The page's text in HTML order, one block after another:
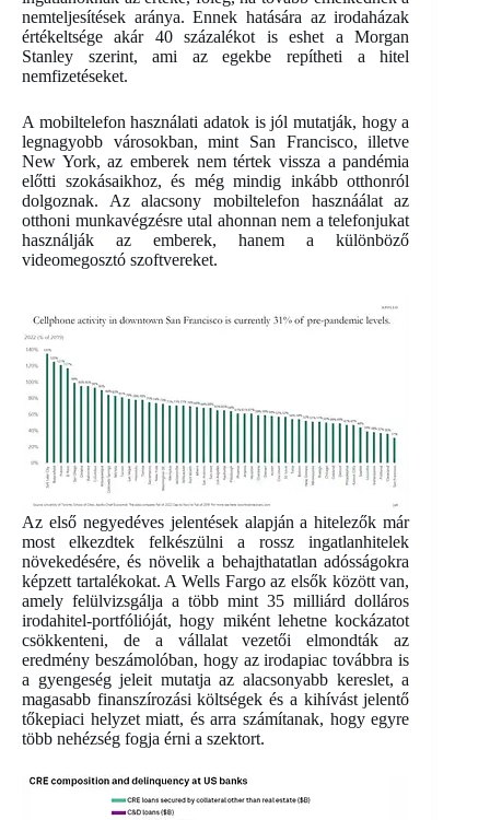
nemteljesítések aránya. Ennek hatására az irodaházak
értékeltsége akár 40 százalékot is eshet a Morgan
Stanley szerint, ami az egekbe repítheti a hitel
nemfizetéseket.
A mobiltelefon használati adatok is jól mutatják, hogy a
legnagyobb városokban, mint San Francisco, illetve
New York, az emberek nem tértek vissza a pandémia
előtti szokásaikhoz, és még mindig inkább otthonról
dolgoznak. Az alacsony mobiltelefon hasznáálat az
otthoni munkavégzésre utal ahonnan nem a telefonjukat
használják az emberek, hanem a különböző
videomegosztó szoftvereket.
Az első negyedéves jelentések alapján a hitelezők már
most elkezdtek felkészülni a rossz ingatlanhitelek
növekedésére, és növelik a behajthatatlan adósságokra
képzett tartalékokat. A Wells Fargo az elsők között van,
amely felülvizsgálja a több mint 35 milliárd dolláros
irodahitel-portfólióját, hogy miként lehetne kockázatot
csökkenteni, de a vállalat vezetői elmondták az
eredmény beszámolóban, hogy az irodapiac továbbra is
a gyengeség jeleit mutatja az alacsonyabb kereslet, a
magasabb finanszírozási költségek és a kihívást jelentő
tőkepiaci helyzet miatt, és arra számítanak, hogy egyre
több nehézség fogja érni a szektort.